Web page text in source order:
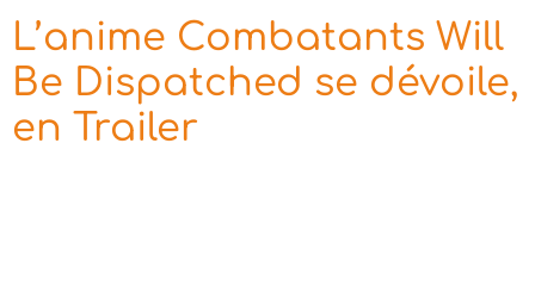
L’anime Combatants Will
Be Dispatched se dévoile,
en Trailer